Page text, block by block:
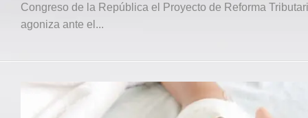
Congreso de la República el Proyecto de Reforma
agoniza ante el...